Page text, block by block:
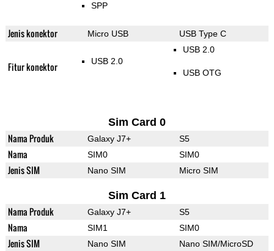
SPP
Jenis konektor Micro USB USB Type C
Fitur konektor USB 2.0
USB 2.0
USB OTG
Sim Card 0
Nama Produk Galaxy J7+ S5
Nama SIM0 SIM0
Jenis SIM Nano SIM Micro SIM
Sim Card 1
Nama Produk Galaxy J7+ S5
Nama SIM1 SIM0
Jenis SIM Nano SIM Nano SIM/MicroSD